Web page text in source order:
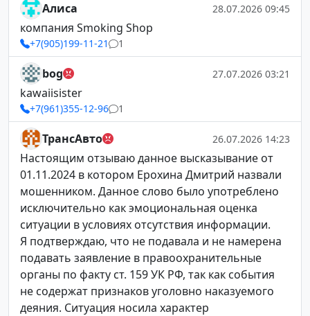
Алиса 28.07.2026 09:45
компания Smoking Shop
+7(905)199-11-21 1
bog 27.07.2026 03:21
kawaiisister
+7(961)355-12-96 1
ТрансАвто 26.07.2026 14:23
Настоящим отзываю данное высказывание от
01.11.2024 в котором Ерохина Дмитрий назвали
мошенником. Данное слово было употреблено
исключительно как эмоциональная оценка
ситуации в условиях отсутствия информации.
Я подтверждаю, что не подавала и не намерена
подавать заявление в правоохранительные
органы по факту ст. 159 УК РФ, так как события
не содержат признаков уголовно наказуемого
деяния. Ситуация носила характер